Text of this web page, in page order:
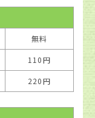
無料
110円
220円